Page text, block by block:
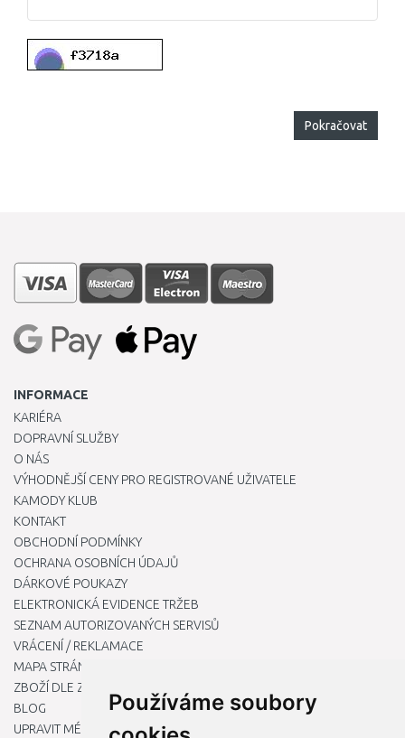
Používáme soubory
Pokračovat
INFORMACE
KARIÉRA
DOPRAVNÍ SLUŽBY
O NÁS
VÝHODNĚJŠÍ CENY PRO REGISTROVANÉ UŽIVATELE
KAMODY KLUB
KONTAKT
OBCHODNÍ PODMÍNKY
OCHRANA OSOBNÍCH ÚDAJŮ
DÁRKOVÉ POUKAZY
ELEKTRONICKÁ EVIDENCE TRŽEB
SEZNAM AUTORIZOVANÝCH SERVISŮ
VRÁCENÍ / REKLAMACE
MAPA STRÁNKY
ZBOŽÍ DLE ZNAČEK
BLOG
UPRAVIT MÉ PŘEDVOLBY COOKIES